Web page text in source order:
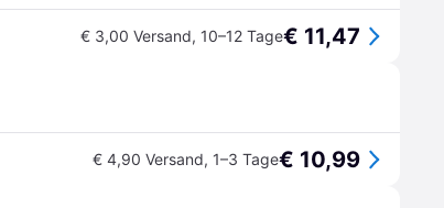
€ 3,00 Versand, 10–12 Tage€ 11,47
€ 4,90 Versand, 1–3 Tage€ 10,99